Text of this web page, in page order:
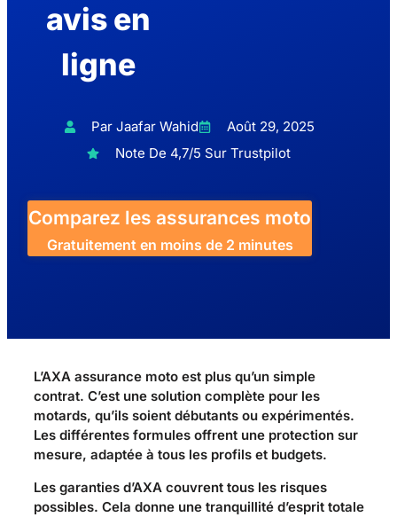
avis en
ligne
Par Jaafar Wahid
Août 29, 2025
Note De 4,7/5 Sur Trustpilot
Comparez les assurances moto
Gratuitement en moins de 2 minutes
L’AXA assurance moto est plus qu’un simple
contrat. C’est une solution complète pour les
motards, qu’ils soient débutants ou expérimentés.
Les différentes formules offrent une protection sur
mesure, adaptée à tous les profils et budgets.
Les garanties d’AXA couvrent tous les risques
possibles. Cela donne une tranquillité d’esprit totale